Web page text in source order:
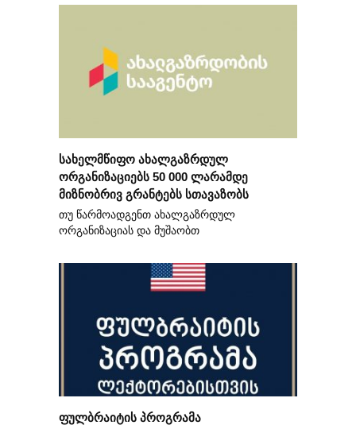
სახელმწიფო ახალგაზრდულ
ორგანიზაციებს 50 000 ლარამდე
მიზნობრივ გრანტებს სთავაზობს
თუ წარმოადგენთ ახალგაზრდულ
ორგანიზაციას და მუშაობთ
ფულბრაიტის პროგრამა